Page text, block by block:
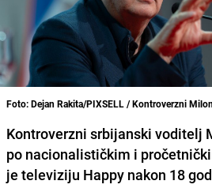
Foto: Dejan Rakita/PIXSELL / Kontroverzni
Kontroverzni srbijanski voditelj
po nacionalističkim i
je televiziju Happy nakon 18